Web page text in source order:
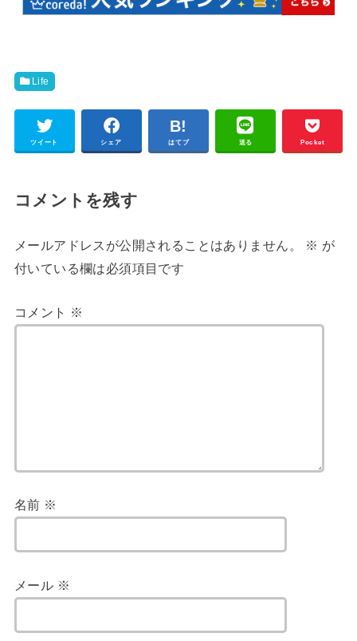
Life
ツイート シェア はてブ 送る Pocket
コメントを残す
メールアドレスが公開されることはありません。 ※ が
付いている欄は必須項目です
コメント ※
名前 ※
メール ※